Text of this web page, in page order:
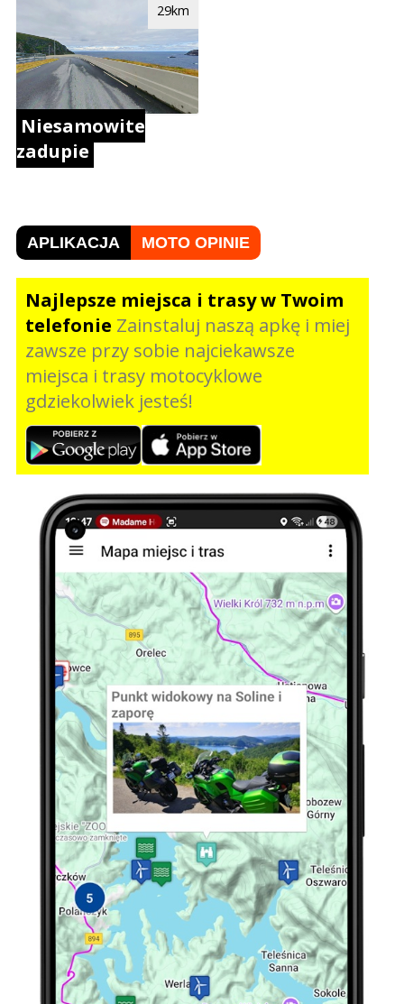
Niesamowite
zadupie
29km
APLIKACJA MOTO OPINIE
Najlepsze miejsca i trasy w Twoim
telefonie Zainstaluj naszą apkę i miej
zawsze przy sobie najciekawsze
miejsca i trasy motocyklowe
gdziekolwiek jesteś!